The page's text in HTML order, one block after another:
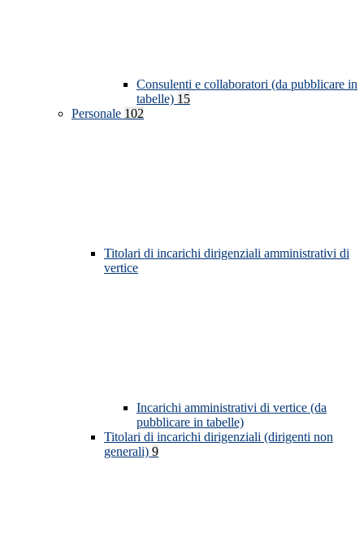
Consulenti e collaboratori (da pubblicare in
tabelle) 15
Personale 102
Titolari di incarichi dirigenziali amministrativi di
vertice
Incarichi amministrativi di vertice (da
pubblicare in tabelle)
Titolari di incarichi dirigenziali (dirigenti non
generali) 9